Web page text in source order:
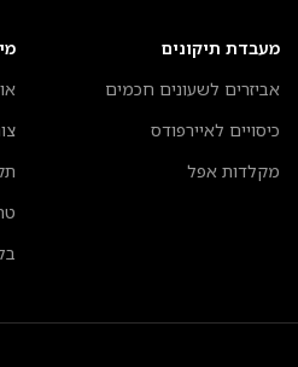
מעבדת תיקונים
אביזרים לשעונים חכמים
כיסויים לאיירפודס
מקלדות אפל